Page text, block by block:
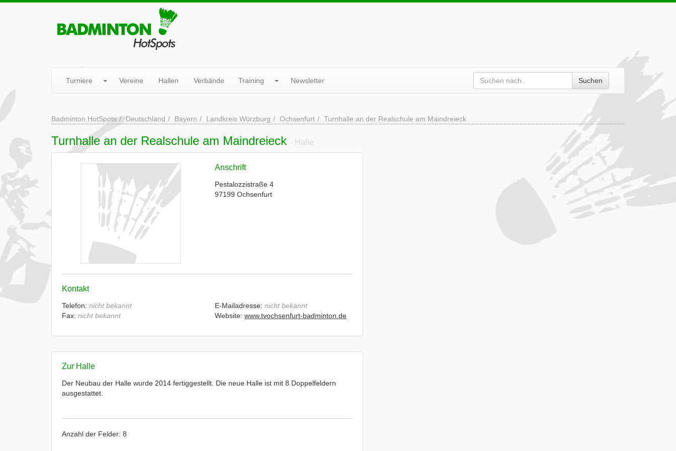
Turniere Vereine Hallen Verbände Training Newsletter Suchen
Badminton HotSpots Deutschland Bayern Landkreis Würzburg Ochsenfurt Turnhalle an der Realschule am Maindreieck
Turnhalle an der Realschule am Maindreieck - Halle
Anschrift
Pestalozzistraße 4
97199 Ochsenfurt
Kontakt
Telefon: nicht bekannt
Fax: nicht bekannt
E-Mailadresse: nicht bekannt
Website: www.tvochsenfurt-badminton.de
Zur Halle
Der Neubau der Halle wurde 2014 fertiggestellt. Die neue Halle ist mit 8 Doppelfeldern
ausgestattet.
Anzahl der Felder: 8